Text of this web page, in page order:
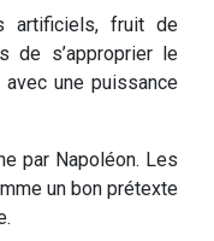
artificiels, fruit de
de s’approprier le
avec une puissance
par Napoléon. Les
un bon prétexte